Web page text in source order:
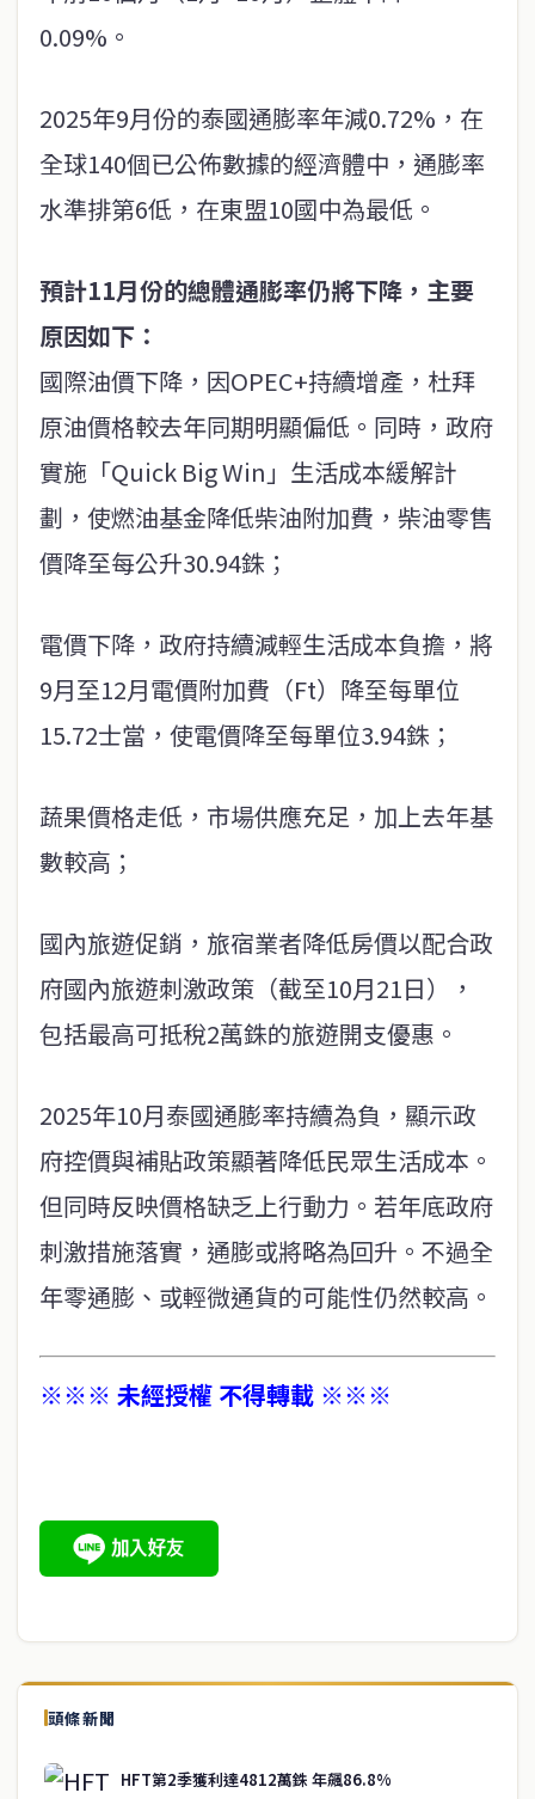
0.09%。
2025年9月份的泰國通膨率年減0.72%，在
全球140個已公佈數據的經濟體中，通膨率
水準排第6低，在東盟10國中為最低。
預計11月份的總體通膨率仍將下降，主要
原因如下：
國際油價下降，因OPEC+持續增產，杜拜
原油價格較去年同期明顯偏低。同時，政府
實施「Quick Big Win」生活成本緩解計
劃，使燃油基金降低柴油附加費，柴油零售
價降至每公升30.94銖；
電價下降，政府持續減輕生活成本負擔，將
9月至12月電價附加費（Ft）降至每單位
15.72士當，使電價降至每單位3.94銖；
蔬果價格走低，市場供應充足，加上去年基
數較高；
國內旅遊促銷，旅宿業者降低房價以配合政
府國內旅遊刺激政策（截至10月21日），
包括最高可抵稅2萬銖的旅遊開支優惠。
2025年10月泰國通膨率持續為負，顯示政
府控價與補貼政策顯著降低民眾生活成本。
但同時反映價格缺乏上行動力。若年底政府
刺激措施落實，通膨或將略為回升。不過全
年零通膨、或輕微通貨的可能性仍然較高。
※※※ 未經授權 不得轉載 ※※※
頭條新聞
HFT第2季獲利達4812萬銖 年飆86.8%